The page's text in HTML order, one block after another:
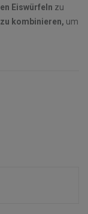
Eiswürfeln zu
kombinieren, um